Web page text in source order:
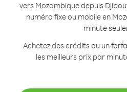
vers Mozambique depuis
numéro fixe ou mobile en
minute
Achetez des crédits ou un
les meilleurs prix par